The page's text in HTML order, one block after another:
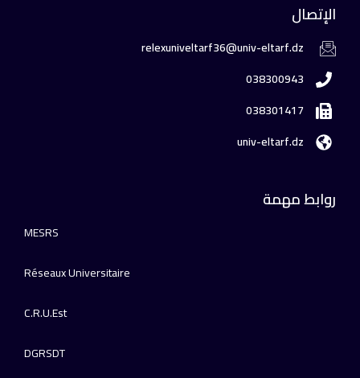
الإتصال
relexuniveltarf36@univ-eltarf.dz
038300943
038301417
univ-eltarf.dz
روابط مهمة
MESRS
Réseaux Universitaire
C.R.U.Est
DGRSDT